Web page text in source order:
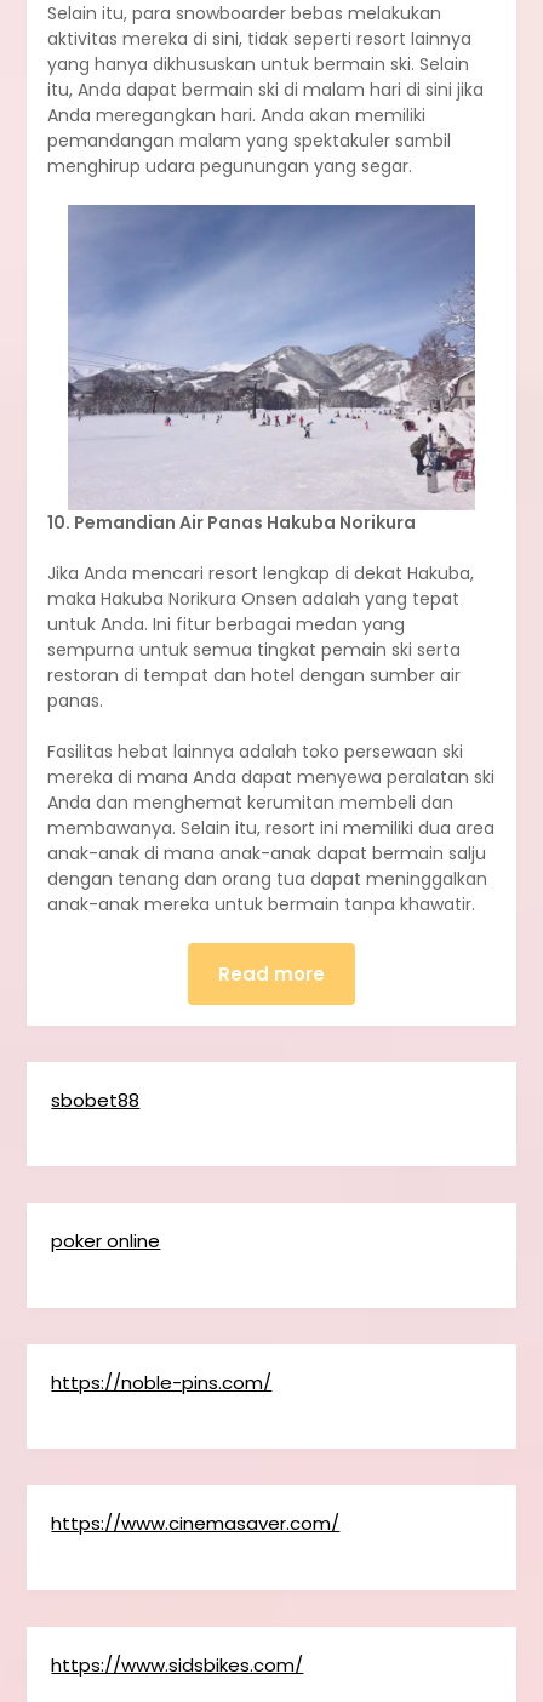
Selain itu, para snowboarder bebas melakukan
aktivitas mereka di sini, tidak seperti resort lainnya
yang hanya dikhususkan untuk bermain ski. Selain
itu, Anda dapat bermain ski di malam hari di sini jika
Anda meregangkan hari. Anda akan memiliki
pemandangan malam yang spektakuler sambil
menghirup udara pegunungan yang segar.
10. Pemandian Air Panas Hakuba Norikura
Jika Anda mencari resort lengkap di dekat Hakuba,
maka Hakuba Norikura Onsen adalah yang tepat
untuk Anda. Ini fitur berbagai medan yang
sempurna untuk semua tingkat pemain ski serta
restoran di tempat dan hotel dengan sumber air
panas.
Fasilitas hebat lainnya adalah toko persewaan ski
mereka di mana Anda dapat menyewa peralatan ski
Anda dan menghemat kerumitan membeli dan
membawanya. Selain itu, resort ini memiliki dua area
anak-anak di mana anak-anak dapat bermain salju
dengan tenang dan orang tua dapat meninggalkan
anak-anak mereka untuk bermain tanpa khawatir.
Read more
sbobet88
poker online
https://noble-pins.com/
https://www.cinemasaver.com/
https://www.sidsbikes.com/